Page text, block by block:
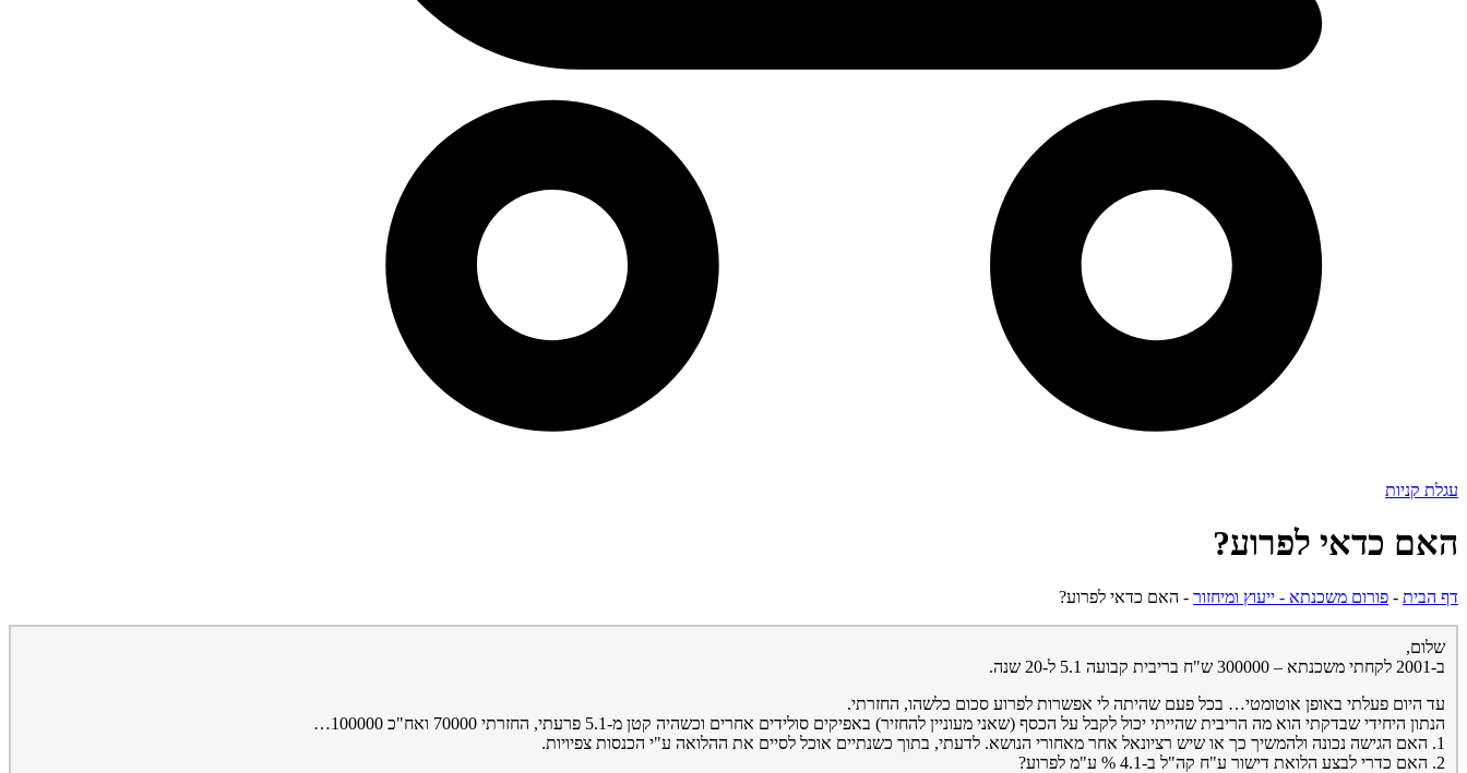
עגלת קניות
האם כדאי לפרוע?
דף הבית - פורום משכנתא - ייעוץ ומיחזור - האם כדאי לפרוע?
שלום,
ב-2001 לקחתי משכנתא – 300000 ש"ח בריבית קבועה 5.1 ל-20 שנה.
עד היום פעלתי באופן אוטומטי… בכל פעם שהיתה לי אפשרות לפרוע סכום כלשהו, החזרתי.
הנתון היחידי שבדקתי הוא מה הריבית שהייתי יכול לקבל על הכסף (שאני מעוניין להחזיר) באפיקים סולידים אחרים וכשהיה קטן מ-5.1 פרעתי, החזרתי 70000 ואח"כ 100000…
1. האם הגישה נכונה ולהמשיך כך או שיש רציונאל אחר מאחורי הנושא. לדעתי, בתוך כשנתיים אוכל לסיים את ההלואה ע"י הכנסות צפיויות.
2. האם כדרי לבצע הלואת דישור ע"ח קה"ל ב-4.1 % ע"מ לפרוע?